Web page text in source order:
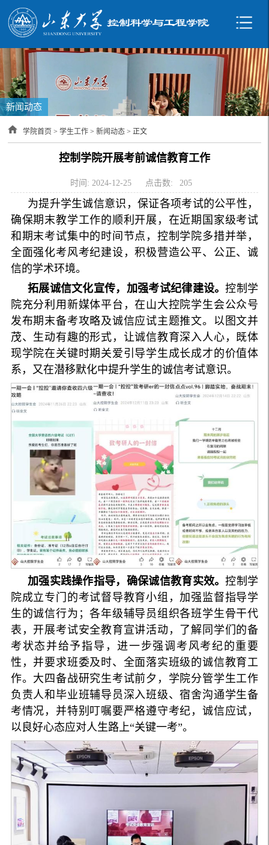
新闻动态
学院首页 >学生工作 >新闻动态 > 正文
控制学院开展考前诚信教育工作
时间: 2024-12-25 点击数: 205
为提升学生诚信意识，保证各项考试的公平性，
确保期末教学工作的顺利开展，在近期国家级考试
和期末考试集中的时间节点，控制学院多措并举，
全面强化考风考纪建设，积极营造公平、公正、诚
信的学术环境。
拓展诚信文化宣传，加强考试纪律建设。控制学
院充分利用新媒体平台，在山大控院学生会公众号
发布期末备考攻略及诚信应试主题推文。以图文并
茂、生动有趣的形式，让诚信教育深入人心，既体
现学院在关键时期关爱引导学生成长成才的价值体
系，又在潜移默化中提升学生的诚信考试意识。
加强实践操作指导，确保诚信教育实效。控制学
院成立专门的考试督导教育小组，加强监督指导学
生的诚信行为；各年级辅导员组织各班学生骨干代
表，开展考试安全教育宣讲活动，了解同学们的备
考状态并给予指导，进一步强调考风考纪的重要
性，并要求班委及时、全面落实班级的诚信教育工
作。大四备战研究生考试前夕，学院分管学生工作
负责人和毕业班辅导员深入班级、宿舍沟通学生备
考情况，并特别叮嘱要严格遵守考纪，诚信应试，
以良好心态应对人生路上“关键一考”。